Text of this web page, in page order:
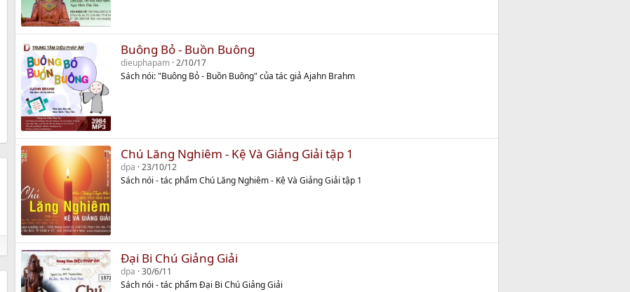
Buông Bỏ - Buồn Buông
dieuphapam 2/10/17
Sách nói: "Buông Bỏ - Buồn Buông" của tác giả Ajahn Brahm
Chú Lăng Nghiêm - Kệ Và Giảng Giải tập 1
dpa 23/10/12
Sách nói - tác phẩm Chú Lăng Nghiêm - Kệ Và Giảng Giải tập 1
Đại Bi Chú Giảng Giải
dpa 30/6/11
Sách nói - tác phẩm Đại Bi Chú Giảng Giải